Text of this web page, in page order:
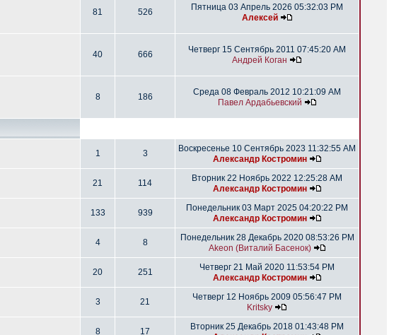
81 526
Пятница 03 Апрель 2026 05:32:03 PM
Алексей
40 666
Четверг 15 Сентябрь 2011 07:45:20 AM
Андрей Коган
8 186
Среда 08 Февраль 2012 10:21:09 AM
Павел Ардабьевский
1 3
Воскресенье 10 Сентябрь 2023 11:32:55 AM
Александр Костромин
21 114
Вторник 22 Ноябрь 2022 12:25:28 AM
Александр Костромин
133 939
Понедельник 03 Март 2025 04:20:22 PM
Александр Костромин
4 8
Понедельник 28 Декабрь 2020 08:53:26 PM
Akeon (Виталий Басенок)
20 251
Четверг 21 Май 2020 11:53:54 PM
Александр Костромин
3 21
Четверг 12 Ноябрь 2009 05:56:47 PM
Kritsky
8 17
Вторник 25 Декабрь 2018 01:43:48 PM